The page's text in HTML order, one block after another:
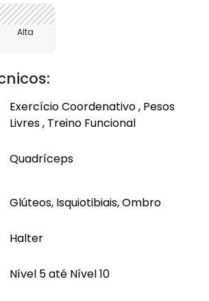
Alta
Exercício Coordenativo , Pesos
Livres , Treino Funcional
Quadríceps
Glúteos, Isquiotibiais, Ombro
Halter
Nível 5 até Nível 10